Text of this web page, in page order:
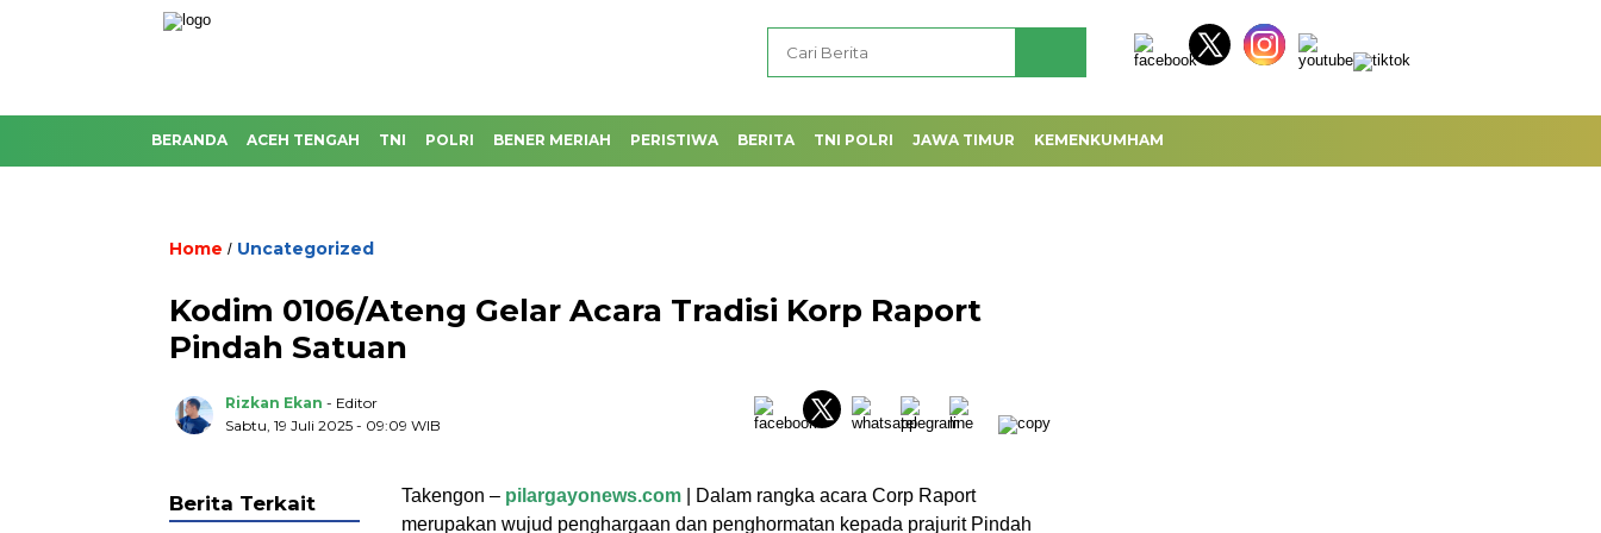
BERANDA ACEH TENGAH TNI POLRI BENER MERIAH PERISTIWA BERITA TNI POLRI JAWA TIMUR KEMENKUMHAM
Home / Uncategorized
Kodim 0106/Ateng Gelar Acara Tradisi Korp Raport
Pindah Satuan
Rizkan Ekan - Editor
Sabtu, 19 Juli 2025 - 09:09 WIB
Takengon – pilargayonews.com | Dalam rangka acara Corp Raport
merupakan wujud penghargaan dan penghormatan kepada prajurit Pindah
Berita Terkait